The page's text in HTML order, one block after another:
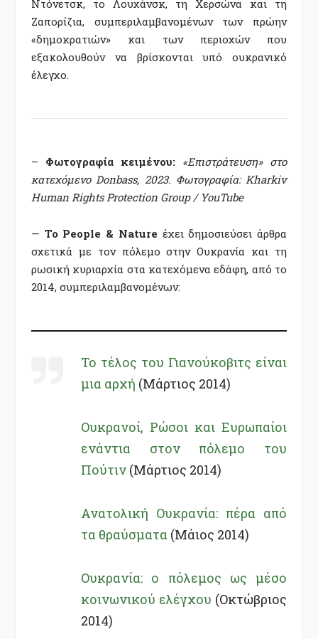
Ντόνετσκ, το Λουχάνσκ, τη Χερσώνα και τη
Ζαπορίζια, συμπεριλαμβανομένων των πρώην
«δημοκρατιών» και των περιοχών που
εξακολουθούν να βρίσκονται υπό ουκρανικό
έλεγχο.
– Φωτογραφία κειμένου: «Επιστράτευση» στο
κατεχόμενο Donbass, 2023. Φωτογραφία: Kharkiv
Human Rights Protection Group / YouTube
— Το People & Nature έχει δημοσιεύσει άρθρα
σχετικά με τον πόλεμο στην Ουκρανία και τη
ρωσική κυριαρχία στα κατεχόμενα εδάφη, από το
2014, συμπεριλαμβανομένων:
Το τέλος του Γιανούκοβιτς είναι
μια αρχή (Μάρτιος 2014)
Ουκρανοί, Ρώσοι και Ευρωπαίοι
ενάντια στον πόλεμο του
Πούτιν (Μάρτιος 2014)
Ανατολική Ουκρανία: πέρα ​​από
τα θραύσματα (Μάιος 2014)
Ουκρανία: ο πόλεμος ως μέσο
κοινωνικού ελέγχου (Οκτώβριος
2014)